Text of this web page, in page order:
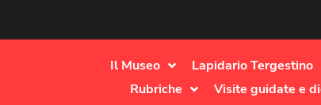
Il Museo Lapidario Tergestino
Rubriche
Visite guidate e